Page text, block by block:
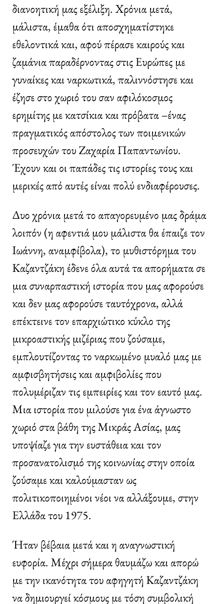
διανοητική μας εξέλιξη. Χρόνια μετά,
μάλιστα, έμαθα ότι αποσχηματίστηκε
εθελοντικά και, αφού πέρασε καιρούς και
ζαμάνια παραδέρνοντας στις Ευρώπες με
γυναίκες και ναρκωτικά, παλιννόστησε και
έζησε στο χωριό του σαν αφιλόκοσμος
ερημίτης με κατσίκια και πρόβατα –ένας
πραγματικός απόστολος των ποιμενικών
προσευχών του Ζαχαρία Παπαντωνίου.
Έχουν και οι παπάδες τις ιστορίες τους και
μερικές από αυτές είναι πολύ ενδιαφέρουσες.
Δυο χρόνια μετά το απαγορευμένο μας δράμα
λοιπόν (η αφεντιά μου μάλιστα θα έπαιζε τον
Ιωάννη, αναμφίβολα), το μυθιστόρημα του
Καζαντζάκη έδενε όλα αυτά τα απορήματα σε
μια συναρπαστική ιστορία που μας αφορούσε
και δεν μας αφορούσε ταυτόχρονα, αλλά
επέκτεινε τον επαρχιώτικο κύκλο της
μικροαστικής μιζέριας που ζούσαμε,
εμπλουτίζοντας το ναρκωμένο μυαλό μας με
αμφισβητήσεις και αμφιβολίες που
πολυμέριζαν τις εμπειρίες και τον εαυτό μας.
Μια ιστορία που μιλούσε για ένα άγνωστο
χωριό στα βάθη της Μικράς Ασίας, μας
υποψίαζε για την ευστάθεια και τον
προσανατολισμό της κοινωνίας στην οποία
ζούσαμε και καλούμασταν ως
πολιτικοποιημένοι νέοι να αλλάξουμε, στην
Ελλάδα του 1975.
Ήταν βέβαια μετά και η αναγνωστική
ευφορία. Μέχρι σήμερα θαυμάζω και απορώ
με την ικανότητα του αφηγητή Καζαντζάκη
να δημιουργεί κόσμους με τόση συμβολική